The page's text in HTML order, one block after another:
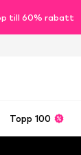
till 60% rabatt
Topp 100